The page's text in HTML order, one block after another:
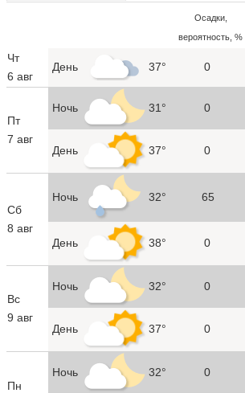
Осадки,
вероятность, %
Чт
6 авг
День 37° 0
Пт
7 авг
Ночь 31° 0
День 37° 0
Сб
8 авг
Ночь 32° 65
День 38° 0
Вс
9 авг
Ночь 32° 0
День 37° 0
Пн
Ночь 32° 0